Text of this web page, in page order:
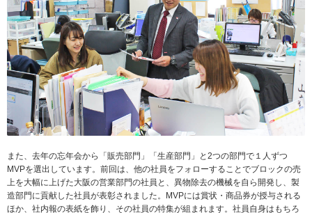
また、去年の忘年会から「販売部門」「生産部門」と2つの部門で１人ずつ
MVPを選出しています。前回は、他の社員をフォローすることでブロックの売
上を大幅に上げた大阪の営業部門の社員と、異物除去の機械を自ら開発し、製
造部門に貢献した社員が表彰されました。MVPには賞状・商品券が授与される
ほか、社内報の表紙を飾り、その社員の特集が組まれます。社員自身はもちろ